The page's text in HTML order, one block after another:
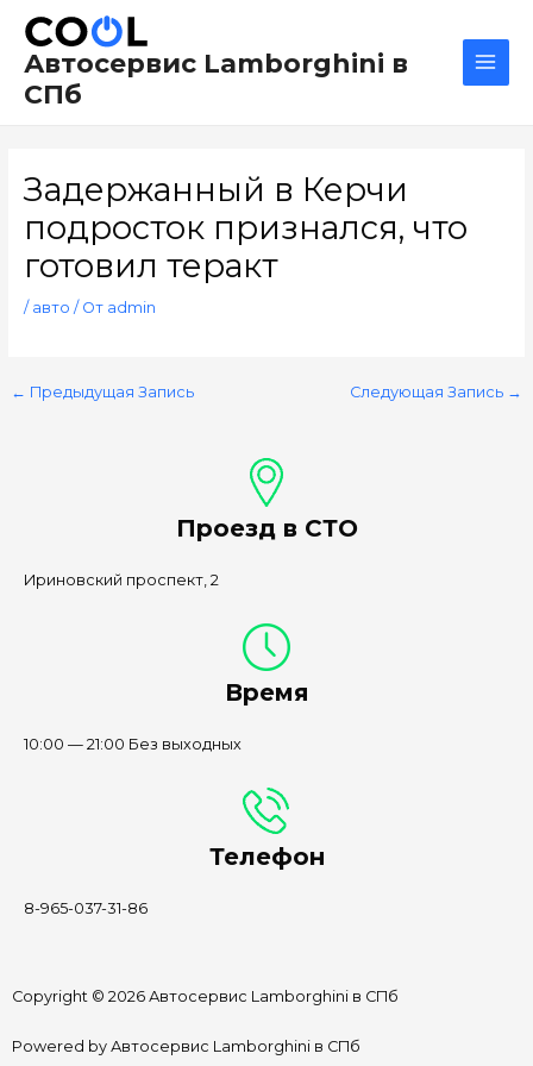
содержимому
Автосервис Lamborghini в
СПб
Задержанный в Керчи
подросток признался, что
готовил теракт
/ авто / От admin
по
записям
← Предыдущая Запись Следующая Запись →
Проезд в СТО
Ириновский проспект, 2
Время
10:00 — 21:00 Без выходных
Телефон
8-965-037-31-86
Copyright © 2026 Автосервис Lamborghini в СПб
Powered by Автосервис Lamborghini в СПб